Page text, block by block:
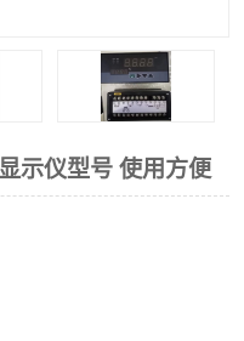
示仪型号 使用方便